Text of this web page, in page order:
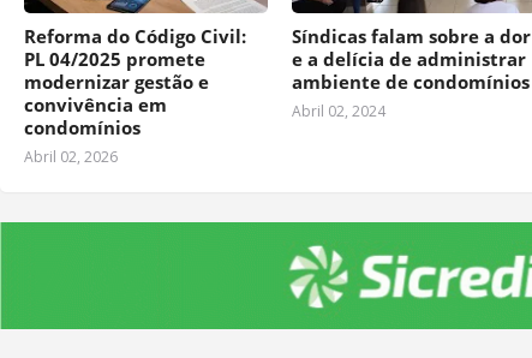
Reforma do Código Civil:
PL 04/2025 promete
modernizar gestão e
convivência em
condomínios
Abril 02, 2026
Síndicas falam sobre a dor
e a delícia de administrar
ambiente de condomínios
Abril 02, 2024